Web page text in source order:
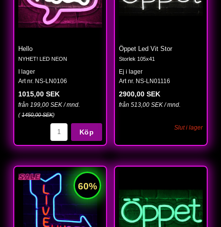
Hello
NYHET! LED NEON
I lager
Art nr. NS-LN0106
1015,00 SEK
från 199,00 SEK / mnd.
(1450,00 SEK)
Köp
Öppet Led Vit Stor
Storlek 105x41
Ej i lager
Art nr. NS-LN01116
2900,00 SEK
från 513,00 SEK / mnd.
Slut i lager